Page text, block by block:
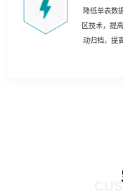
降低单表数
区技术，提
动归档，提